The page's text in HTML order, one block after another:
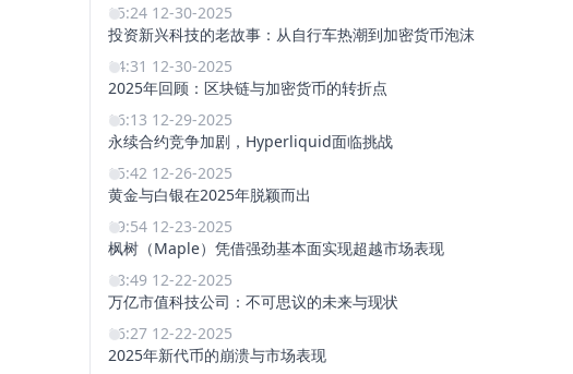
15:24 12-30-2025
投资新兴科技的老故事：从自行车热潮到加密货币泡沫
14:31 12-30-2025
2025年回顾：区块链与加密货币的转折点
16:13 12-29-2025
永续合约竞争加剧，Hyperliquid面临挑战
15:42 12-26-2025
黄金与白银在2025年脱颖而出
19:54 12-23-2025
枫树（Maple）凭借强劲基本面实现超越市场表现
18:49 12-22-2025
万亿市值科技公司：不可思议的未来与现状
16:27 12-22-2025
2025年新代币的崩溃与市场表现